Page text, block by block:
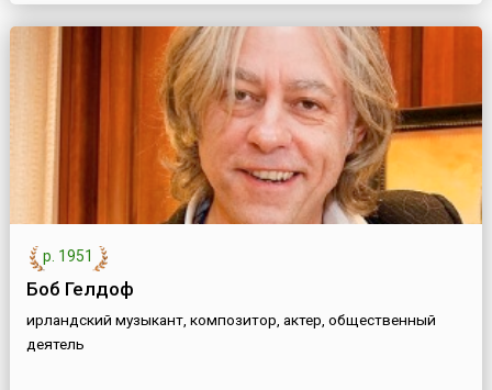
р. 1951
Боб Гелдоф
ирландский музыкант, композитор, актер, общественный
деятель